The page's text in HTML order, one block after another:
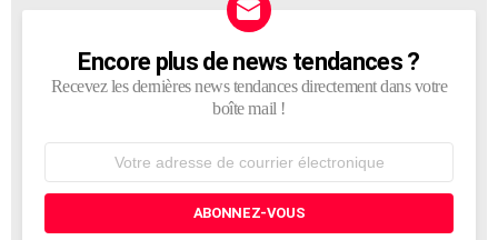
NEWSLETTER
Encore plus de news tendances ?
Recevez les dernières news tendances directement dans votre
boîte mail !
courrier